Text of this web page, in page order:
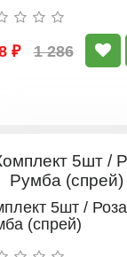
₽
1 286
5шт / Роза
(спрей)